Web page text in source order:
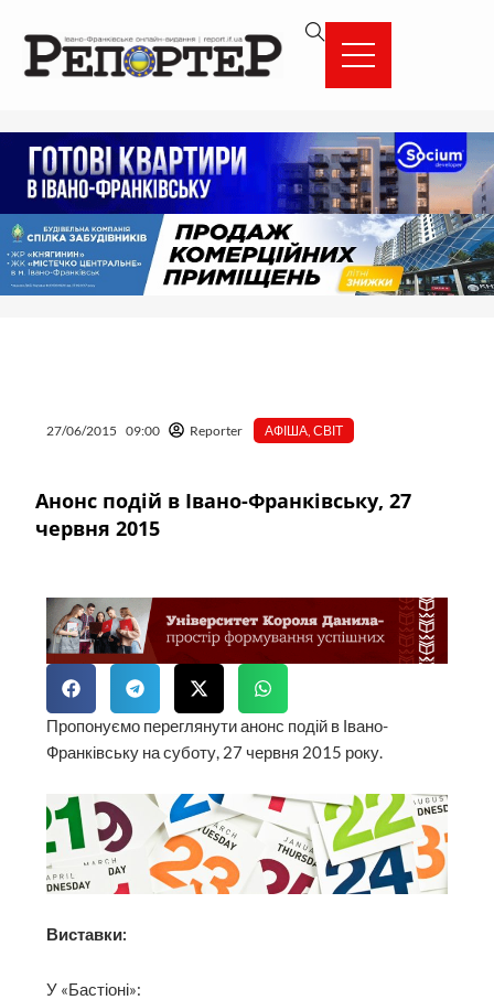
вмісту
27/06/2015 09:00 Reporter АФІША ,СВІТ
Анонс подій в Івано-Франківську, 27
червня 2015
Пропонуємо переглянути анонс подій в Івано-
Франківську на суботу, 27 червня 2015 року.
Виставки:
У «Бастіоні»: